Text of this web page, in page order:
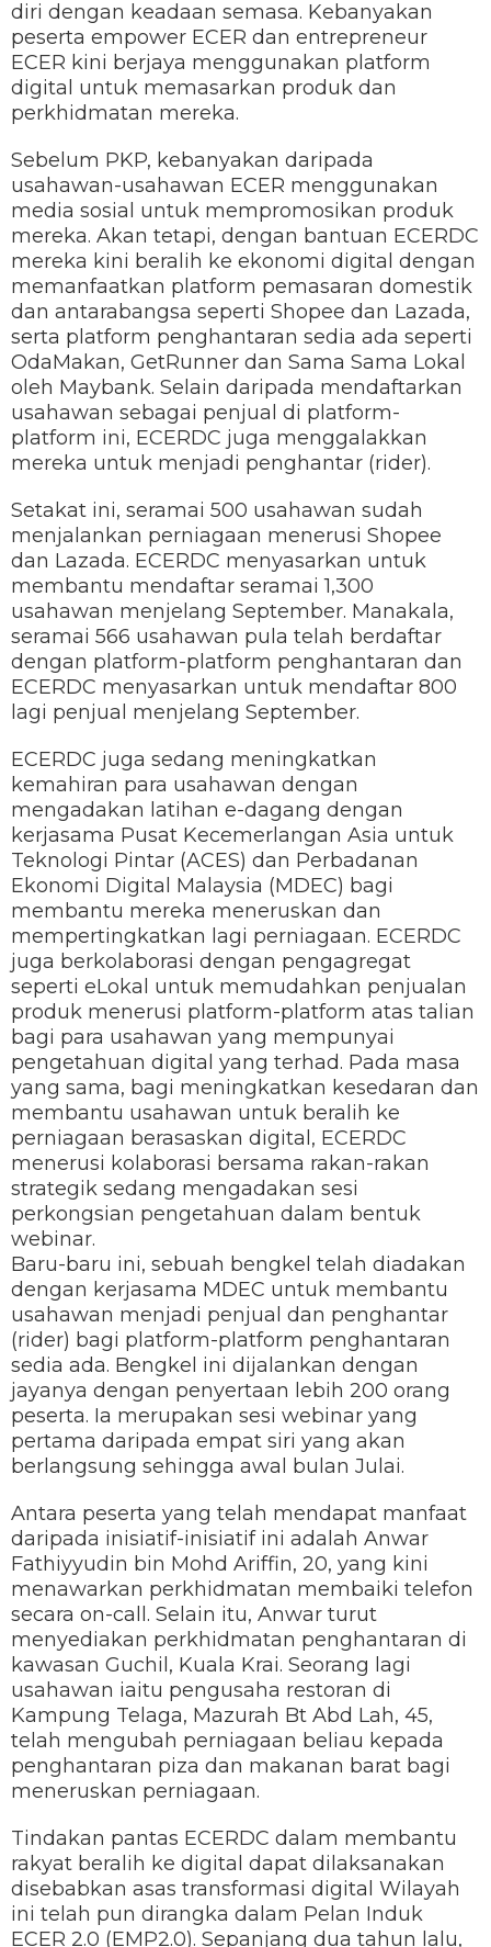
diri dengan keadaan semasa. Kebanyakan
peserta empower ECER dan entrepreneur
ECER kini berjaya menggunakan platform
digital untuk memasarkan produk dan
perkhidmatan mereka.
Sebelum PKP, kebanyakan daripada
usahawan-usahawan ECER menggunakan
media sosial untuk mempromosikan produk
mereka. Akan tetapi, dengan bantuan ECERDC
mereka kini beralih ke ekonomi digital dengan
memanfaatkan platform pemasaran domestik
dan antarabangsa seperti Shopee dan Lazada,
serta platform penghantaran sedia ada seperti
OdaMakan, GetRunner dan Sama Sama Lokal
oleh Maybank. Selain daripada mendaftarkan
usahawan sebagai penjual di platform-
platform ini, ECERDC juga menggalakkan
mereka untuk menjadi penghantar (rider).
Setakat ini, seramai 500 usahawan sudah
menjalankan perniagaan menerusi Shopee
dan Lazada. ECERDC menyasarkan untuk
membantu mendaftar seramai 1,300
usahawan menjelang September. Manakala,
seramai 566 usahawan pula telah berdaftar
dengan platform-platform penghantaran dan
ECERDC menyasarkan untuk mendaftar 800
lagi penjual menjelang September.
ECERDC juga sedang meningkatkan
kemahiran para usahawan dengan
mengadakan latihan e-dagang dengan
kerjasama Pusat Kecemerlangan Asia untuk
Teknologi Pintar (ACES) dan Perbadanan
Ekonomi Digital Malaysia (MDEC) bagi
membantu mereka meneruskan dan
mempertingkatkan lagi perniagaan. ECERDC
juga berkolaborasi dengan pengagregat
seperti eLokal untuk memudahkan penjualan
produk menerusi platform-platform atas talian
bagi para usahawan yang mempunyai
pengetahuan digital yang terhad. Pada masa
yang sama, bagi meningkatkan kesedaran dan
membantu usahawan untuk beralih ke
perniagaan berasaskan digital, ECERDC
menerusi kolaborasi bersama rakan-rakan
strategik sedang mengadakan sesi
perkongsian pengetahuan dalam bentuk
webinar.
Baru-baru ini, sebuah bengkel telah diadakan
dengan kerjasama MDEC untuk membantu
usahawan menjadi penjual dan penghantar
(rider) bagi platform-platform penghantaran
sedia ada. Bengkel ini dijalankan dengan
jayanya dengan penyertaan lebih 200 orang
peserta. Ia merupakan sesi webinar yang
pertama daripada empat siri yang akan
berlangsung sehingga awal bulan Julai.
Antara peserta yang telah mendapat manfaat
daripada inisiatif-inisiatif ini adalah Anwar
Fathiyyudin bin Mohd Ariffin, 20, yang kini
menawarkan perkhidmatan membaiki telefon
secara on-call. Selain itu, Anwar turut
menyediakan perkhidmatan penghantaran di
kawasan Guchil, Kuala Krai. Seorang lagi
usahawan iaitu pengusaha restoran di
Kampung Telaga, Mazurah Bt Abd Lah, 45,
telah mengubah perniagaan beliau kepada
penghantaran piza dan makanan barat bagi
meneruskan perniagaan.
Tindakan pantas ECERDC dalam membantu
rakyat beralih ke digital dapat dilaksanakan
disebabkan asas transformasi digital Wilayah
ini telah pun dirangka dalam Pelan Induk
ECER 2.0 (EMP2.0). Sepanjang dua tahun lalu,